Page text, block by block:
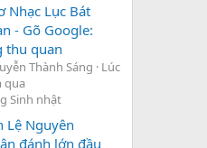
Nhạc Lục Bát
- Gõ Google:
thu quan
Thành Sáng
Lúc
qua
Sinh nhật
Lệ Nguyên
đánh lớn đầu